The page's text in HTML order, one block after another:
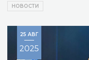
НОВОСТИ
25 АВГ
2025